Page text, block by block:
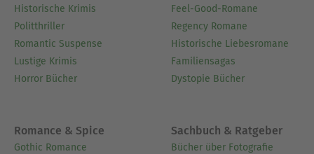
Historische Krimis
Politthriller
Romantic Suspense
Lustige Krimis
Horror Bücher
Feel-Good-Romane
Regency Romane
Historische Liebesromane
Familiensagas
Dystopie Bücher
Romance & Spice
Gothic Romance
Sachbuch & Ratgeber
Bücher über Fotografie